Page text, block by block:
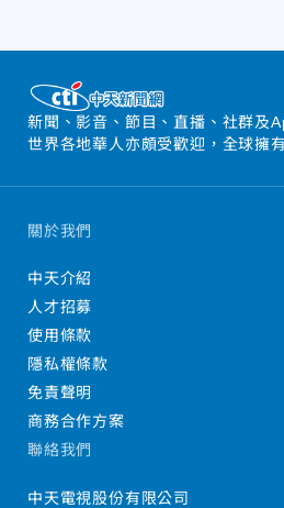
新聞、影音、節目、直播、社群及
世界各地華人亦頗受歡迎，全球擁
關於我們
中天介紹
人才招募
使用條款
隱私權條款
免責聲明
商務合作方案
聯絡我們
中天電視股份有限公司